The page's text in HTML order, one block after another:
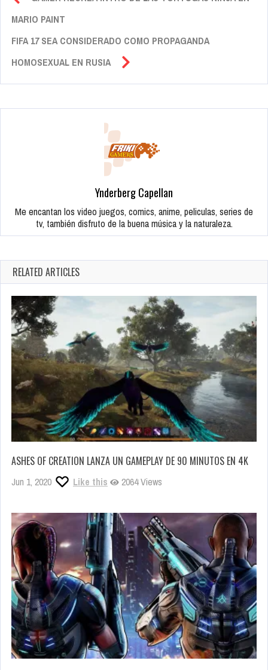
MARIO PAINT
FIFA 17 SEA CONSIDERADO COMO PROPAGANDA
HOMOSEXUAL EN RUSIA
Ynderberg Capellan
Me encantan los video juegos, comics, anime, peliculas, series de
tv, también disfruto de la buena música y la naturaleza.
RELATED ARTICLES
ASHES OF CREATION LANZA UN GAMEPLAY DE 90 MINUTOS EN 4K
Jun 1, 2020 Like this 2064 Views